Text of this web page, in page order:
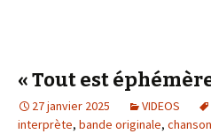
« Tout est
27 janvier 2025 VIDEOS
interprète, bande originale, chanson